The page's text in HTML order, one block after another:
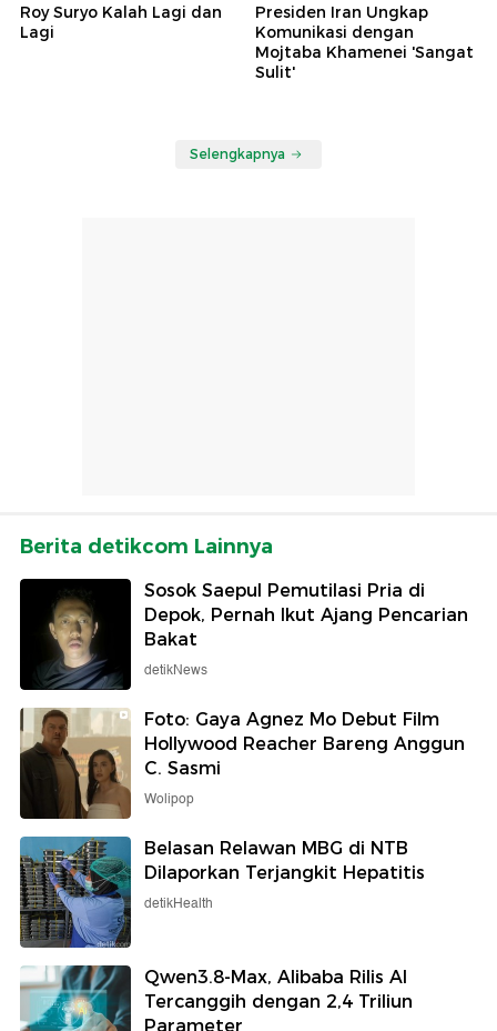
Roy Suryo Kalah Lagi dan
Lagi
Presiden Iran Ungkap
Komunikasi dengan
Mojtaba Khamenei 'Sangat
Sulit'
Selengkapnya
Berita detikcom Lainnya
Sosok Saepul Pemutilasi Pria di
Depok, Pernah Ikut Ajang Pencarian
Bakat
detikNews
Foto: Gaya Agnez Mo Debut Film
Hollywood Reacher Bareng Anggun
C. Sasmi
Wolipop
Belasan Relawan MBG di NTB
Dilaporkan Terjangkit Hepatitis
detikHealth
Qwen3.8-Max, Alibaba Rilis AI
Tercanggih dengan 2,4 Triliun
Parameter